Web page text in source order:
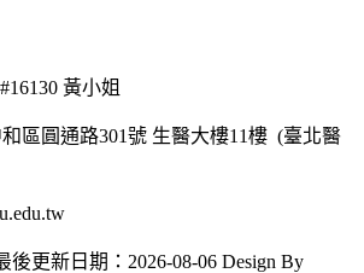
黃小姐
區圓通路301號 生醫大樓11樓 (臺北醫
後更新日期：2026-08-06 Design By